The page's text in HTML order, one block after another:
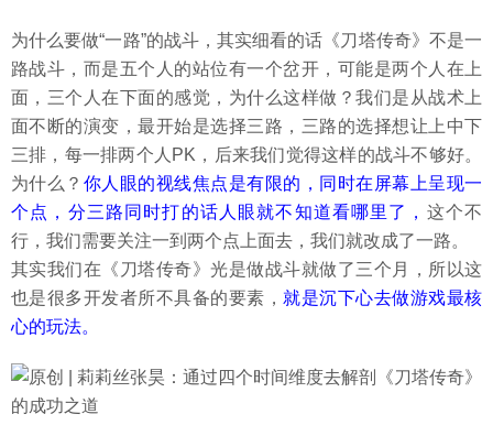
为什么要做“一路”的战斗，其实细看的话《刀塔传奇》不是一
路战斗，而是五个人的站位有一个岔开，可能是两个人在上
面，三个人在下面的感觉，为什么这样做？我们是从战术上
面不断的演变，最开始是选择三路，三路的选择想让上中下
三排，每一排两个人PK，后来我们觉得这样的战斗不够好。
为什么？ 你人眼的视线焦点是有限的，同时在屏幕上呈现一
个点，分三路同时打的话人眼就不知道看哪里了， 这个不
行，我们需要关注一到两个点上面去，我们就改成了一路。
其实我们在《刀塔传奇》光是做战斗就做了三个月，所以这
也是很多开发者所不具备的要素， 就是沉下心去做游戏最核
心的玩法。